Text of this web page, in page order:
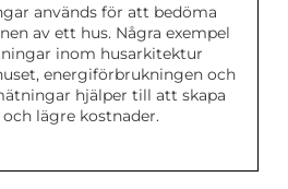
används för att bedöma
av ett hus. Några exempel
inom husarkitektur
energiförbrukningen och
hjälper till att skapa
lägre kostnader.